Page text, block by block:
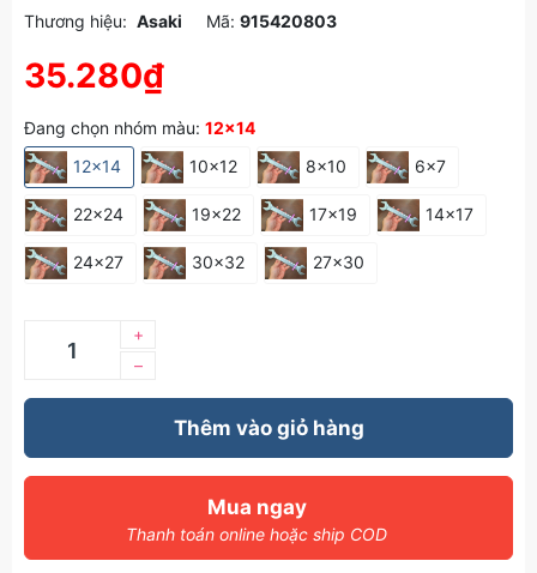
Thương hiệu: Asaki Mã: 915420803
35.280₫
Đang chọn nhóm màu: 12x14
12x14
10x12 8x10 6x7
22x24 19x22 17x19 14x17
24x27 30x32 27x30
–
+
Thêm vào giỏ hàng
Mua ngay
Thanh toán online hoặc ship COD